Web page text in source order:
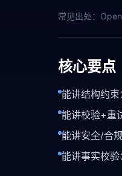
常见出处：
核心要点
能讲结构约
能讲校验+重
能讲安全/合
能讲事实校验